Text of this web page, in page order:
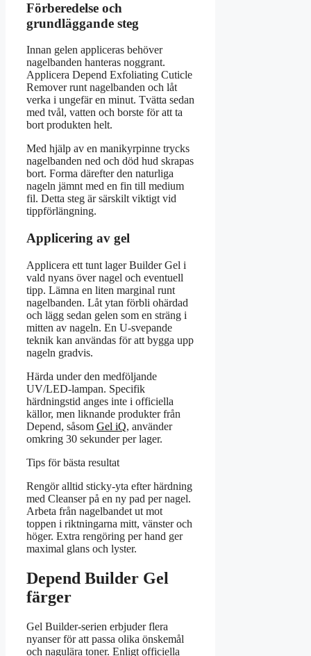
Förberedelse och
grundläggande steg
Innan gelen appliceras behöver
nagelbanden hanteras noggrant.
Applicera Depend Exfoliating Cuticle
Remover runt nagelbanden och låt
verka i ungefär en minut. Tvätta sedan
med tvål, vatten och borste för att ta
bort produkten helt.
Med hjälp av en manikyrpinne trycks
nagelbanden ned och död hud skrapas
bort. Forma därefter den naturliga
nageln jämnt med en fin till medium
fil. Detta steg är särskilt viktigt vid
tippförlängning.
Applicering av gel
Applicera ett tunt lager Builder Gel i
vald nyans över nagel och eventuell
tipp. Lämna en liten marginal runt
nagelbanden. Låt ytan förbli ohärdad
och lägg sedan gelen som en sträng i
mitten av nageln. En U-svepande
teknik kan användas för att bygga upp
nageln gradvis.
Härda under den medföljande
UV/LED-lampan. Specifik
härdningstid anges inte i officiella
källor, men liknande produkter från
Depend, såsom Gel iQ, använder
omkring 30 sekunder per lager.
Tips för bästa resultat
Rengör alltid sticky-yta efter härdning
med Cleanser på en ny pad per nagel.
Arbeta från nagelbandet ut mot
toppen i riktningarna mitt, vänster och
höger. Extra rengöring per hand ger
maximal glans och lyster.
Depend Builder Gel
färger
Gel Builder-serien erbjuder flera
nyanser för att passa olika önskemål
och nagulära toner. Enligt officiella